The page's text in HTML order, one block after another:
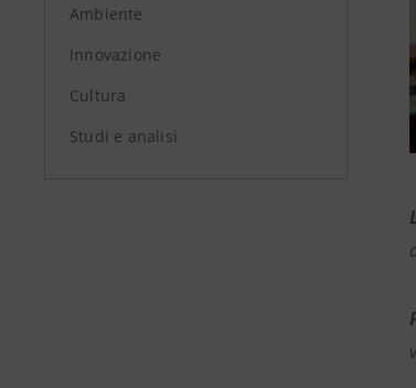
Ambiente
Innovazione
Cultura
Studi e analisi